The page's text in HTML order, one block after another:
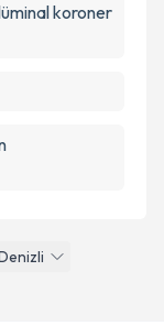
koroner